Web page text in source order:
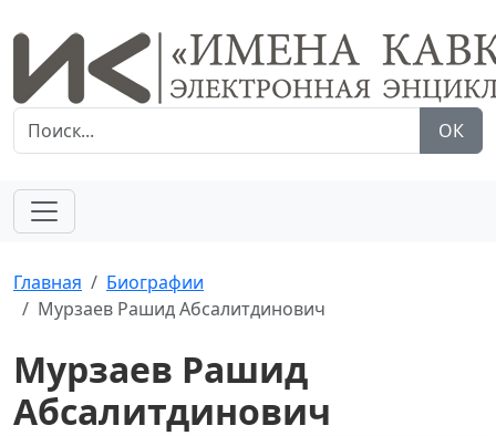
ОК
Главная
Биографии
Мурзаев Рашид Абсалитдинович
Мурзаев Рашид
Абсалитдинович